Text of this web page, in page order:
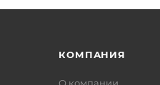
КОМПАНИЯ